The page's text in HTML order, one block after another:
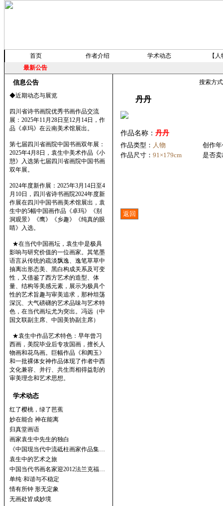
首页 作者介绍 学术动态
【
最新公告
信息公告
◆近期动态与展览
四川省诗书画院优秀书画作品交流
展：2025年11月28日至12月14日，作
品《卓玛》在云南美术馆展出。
第七届四川省画院中国书画双年展：
2025年4月8日，袁生中美术作品《小
憩》入选第七届四川省画院中国书画
双年展。
2024年度新作展：2025年3月14日至4
月10日，四川省诗书画院2024年度新
作展在四川中国书画美术馆展出，袁
生中的5幅中国画作品《卓玛》《别
洞观景》《鹰》《乡趣》《纯真的眼
睛》入选。
★在当代中国画坛，袁生中是极具
影响与研究价值的一位画家。其笔墨
语言从传统的疏淡飘逸、逸笔草草中
抽离出形态美、黑白构成关系及可变
性，又借鉴了西方艺术的造型、体
量、结构等美感元素，展示为极具个
性的艺术旨趣与审美追求，那种坦荡
深沉、大气磅礴的艺术品味与艺术特
色，在当代画坛尤为突出。冯远（中
国文联副主席、中国美协副主席）
★袁生中作品艺术特色：早年曾习
西画，美院毕业后专攻国画，擅长人
物画和花鸟画。巨幅作品《和阗玉》
和一批裸体女神作品体现了作者中西
文化兼容、并行、共生而相得益彰的
审美理念和艺术思想。
学术动态
红了樱桃，绿了芭蕉
妙在能合 神在能离
归真堂画语
画家袁生中先生的独白
《中国现当代中流砥柱画家作品集…
袁生中的艺术之旅
中国当代书画名家迎2012法兰克福…
单纯·和谐与不稳定
情有所钟 形无定象
无画处皆成妙境
搜索方
丹丹
作品名称： 丹丹
作品类型： 人物
创作
作品尺寸： 91×179cm 是否